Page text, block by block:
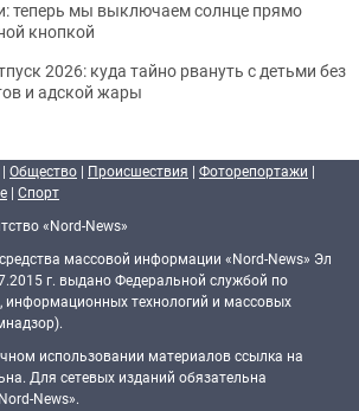
теперь мы выключаем солнце прямо
кнопкой
2026: куда тайно рвануть с детьми без
и адской жары
| Общество | Происшествия | Фоторепортажи |
| Спорт
«Nord-News»
массовой информации «Nord-News» Эл
г. выдано Федеральной службой по
информационных технологий и массовых
использовании материалов ссылка на
Для сетевых изданий обязательна
News».